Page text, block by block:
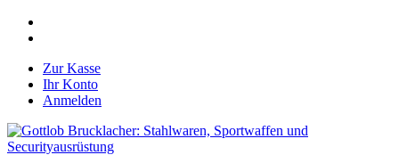
Zur Kasse
Ihr Konto
Anmelden